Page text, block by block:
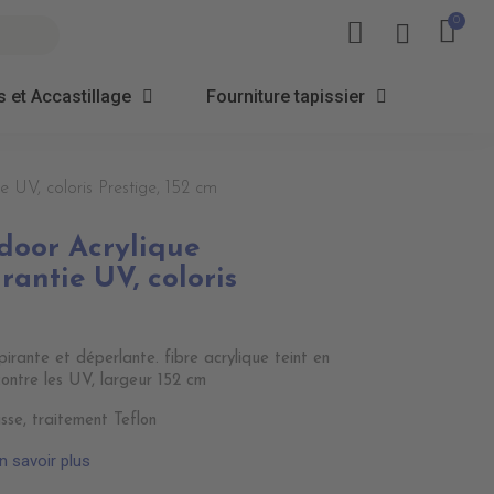
et Accastillage Fourniture tapissier
coloris Prestige, 152 cm
Acrylique
UV, coloris
et déperlante. fibre acrylique teint en
les UV, largeur 152 cm
traitement Teflon
savoir plus